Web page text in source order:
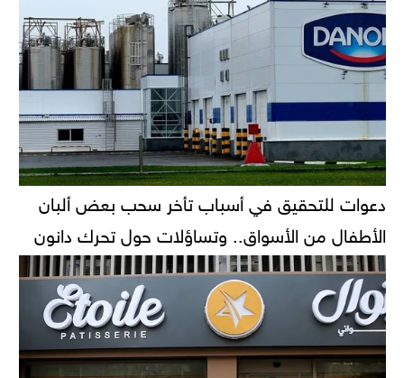
دعوات للتحقيق في أسباب تأخر سحب بعض ألبان
الأطفال من الأسواق.. وتساؤلات حول تحرك دانون